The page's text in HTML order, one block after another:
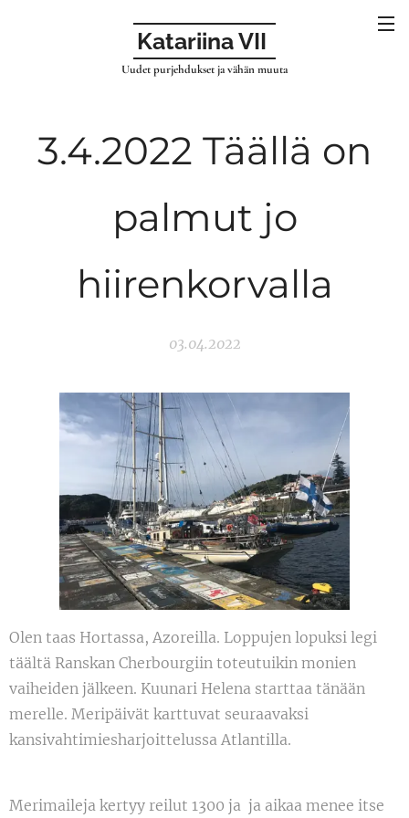
Katariina VII
Uudet purjehdukset ja vähän muuta
3.4.2022 Täällä on
palmut jo
hiirenkorvalla
03.04.2022
Olen taas Hortassa, Azoreilla. Loppujen lopuksi legi
täältä Ranskan Cherbourgiin toteutuikin monien
vaiheiden jälkeen. Kuunari Helena starttaa tänään
merelle. Meripäivät karttuvat seuraavaksi
kansivahtimiesharjoittelussa Atlantilla.
Merimaileja kertyy reilut 1300 ja ja aikaa menee itse